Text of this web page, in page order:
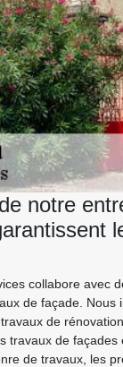
notre
collabore avec
de façade. Nous
de
travaux de façades
de travaux, les